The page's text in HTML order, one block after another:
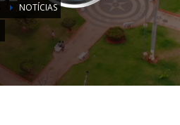
NOTÍCIAS